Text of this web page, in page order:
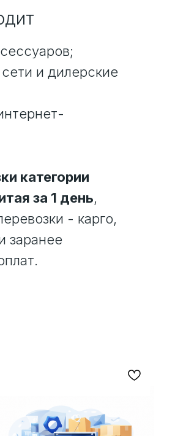
и дилерские
категории
за 1 день,
- карго,
заранее